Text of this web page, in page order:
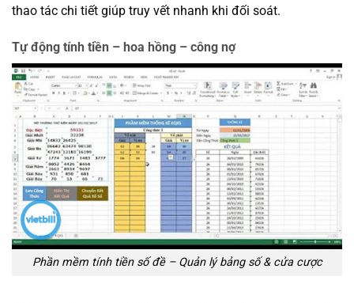
thao tác chi tiết giúp truy vết nhanh khi đối soát.
Tự động tính tiền – hoa hồng – công nợ
Phần mềm tính tiền số đề – Quản lý bảng số & cửa cược